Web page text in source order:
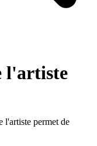
l'artiste
l'artiste permet de